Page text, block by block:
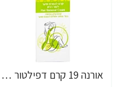
אורנה 19 קרם דפילטור לעור רגיש 80 גרם